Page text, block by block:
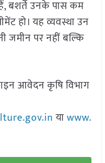
बशर्ते उनके पास कम
हो। यह व्यवस्था उन
जमीन पर नहीं बल्कि
आवेदन कृषि विभाग
याwww.